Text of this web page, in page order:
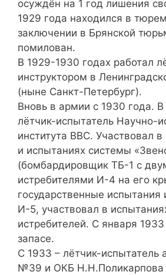
осуждён на 1 год лишения
1929 года находился в
заключении в Брянской
помилован.
В 1929-1930 годах работал
инструктором в
(ныне Санкт-Петербург).
Вновь в армии с 1930 года.
лётчик-испытатель Научно-
института ВВС. Участвовал
и испытаниях системы
(бомбардировщик ТБ-1 с
истребителями И-4 на его
государственные испытания
И-5, участвовал в
истребителей. С января 1933
запасе.
С 1933 – лётчик-испытатель
№39 и ОКБ Н.Н.Поликарпова